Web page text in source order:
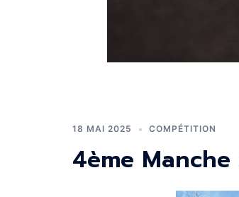
18 MAI 2025 COMPÉTITION
4ème